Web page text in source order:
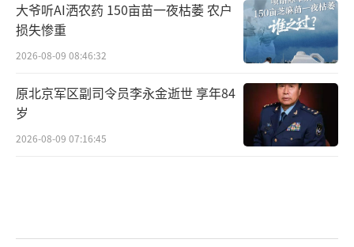
大爷听AI洒农药 150亩苗一夜枯萎 农户
损失惨重
2026-08-09 08:46:32
原北京军区副司令员李永金逝世 享年84
岁
2026-08-09 07:16:45